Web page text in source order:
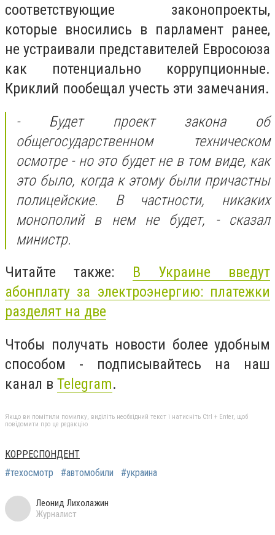
соответствующие законопроекты,
которые вносились в парламент ранее,
не устраивали представителей Евросоюза
как потенциально коррупционные.
Криклий пообещал учесть эти замечания.
- Будет проект закона об
общегосударственном техническом
осмотре - но это будет не в том виде, как
это было, когда к этому были причастны
полицейские. В частности, никаких
монополий в нем не будет, - сказал
министр.
Читайте также: В Украине введут
абонплату за электроэнергию: платежки
разделят на две
Чтобы получать новости более удобным
способом - подписывайтесь на наш
канал в Telegram.
Якщо ви помітили помилку, виділіть необхідний текст і натисніть Ctrl + Enter, щоб
повідомити про це редакцію
КОРРЕСПОНДЕНТ
#техосмотр
#автомобили #украина
Леонид Лихолажин
Журналист